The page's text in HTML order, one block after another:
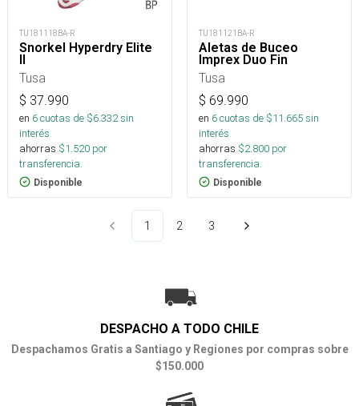
TU181118BA-R
Snorkel Hyperdry Elite
II
Tusa
$ 37.990
en 6cuotas de $6.332sin
interés
ahorras $1.520 por
transferencia.
Disponible
TU181121BA-R
Aletas de Buceo
Imprex Duo Fin
Tusa
$ 69.990
en 6cuotas de $11.665sin
interés
ahorras $2.800 por
transferencia.
Disponible
1 2 3
DESPACHO A TODO CHILE
Despachamos Gratis a Santiago y Regiones por compras sobre
$150.000